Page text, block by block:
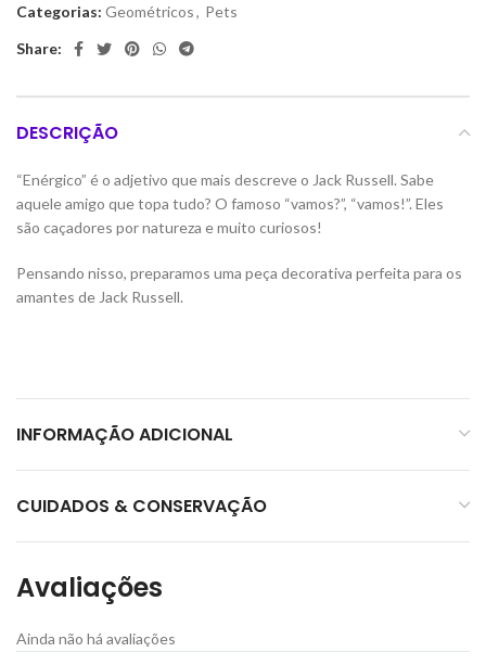
Categorias: Geométricos, Pets
Share:
DESCRIÇÃO
“Enérgico” é o adjetivo que mais descreve o Jack Russell. Sabe
aquele amigo que topa tudo? O famoso “vamos?”, “vamos!”. Eles
são caçadores por natureza e muito curiosos!
Pensando nisso, preparamos uma peça decorativa perfeita para os
amantes de Jack Russell.
INFORMAÇÃO ADICIONAL
CUIDADOS & CONSERVAÇÃO
Avaliações
Ainda não há avaliações